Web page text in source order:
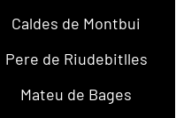
Caldes de Montbui
Pere de Riudebitlles
Mateu de Bages